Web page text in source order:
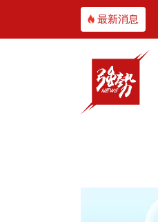
最新消息
局校園開講強化安全觀念